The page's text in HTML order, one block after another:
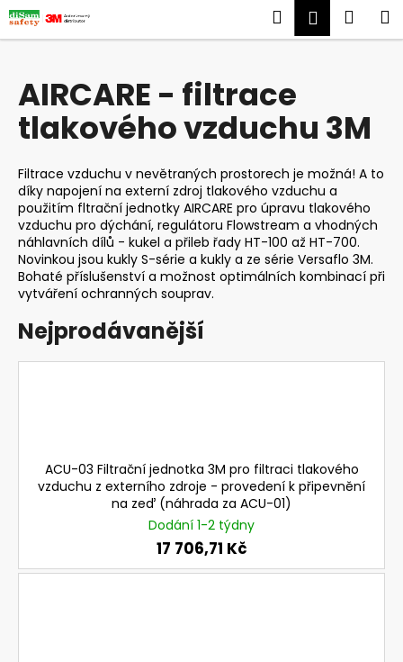
Přejít
na
obsah
Hledat
AIRCARE - filtrace
tlakového vzduchu 3M
Filtrace vzduchu v nevětraných prostorech je možná! A to
díky napojení na externí zdroj tlakového vzduchu a
použitím fltrační jednotky AIRCARE pro úpravu tlakového
vzduchu pro dýchání, regulátoru Flowstream a vhodných
náhlavních dílů - kukel a přileb řady HT-100 až HT-700.
Novinkou jsou kukly S-série a kukly a ze série Versaflo 3M.
Bohaté příslušenství a možnost optimálních kombinací při
vytváření ochranných souprav.
Nejprodávanější
ACU-03 Filtrační jednotka 3M pro filtraci tlakového
vzduchu z externího zdroje - provedení k připevnění
na zeď (náhrada za ACU-01)
Dodání 1-2 týdny
17 706,71 Kč
K
o Zpět
Zpět
C
o
p
o
t
ř
e
b
u
e
t